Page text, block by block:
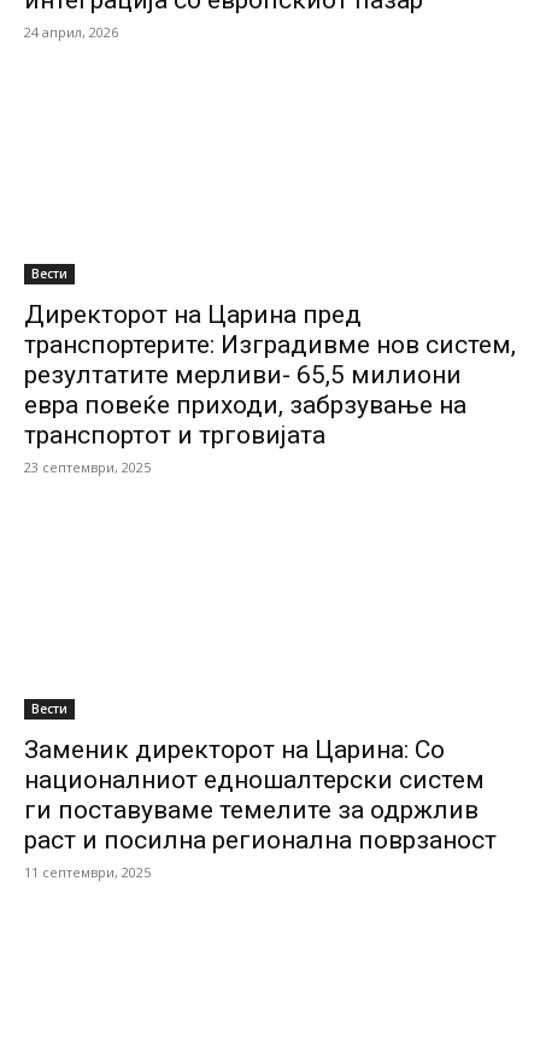
24 април, 2026
Вести
Директорот на Царина пред
транспортерите: Изградивме нов систем,
резултатите мерливи- 65,5 милиони
евра повеќе приходи, забрзување на
транспортот и трговијата
23 септември, 2025
Вести
Заменик директорот на Царина: Со
националниот едношалтерски систем
ги поставуваме темелите за одржлив
раст и посилна регионална поврзаност
11 септември, 2025